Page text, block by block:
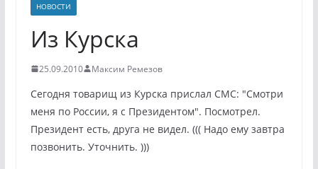
НОВОСТИ
Из Курска
25.09.2010 Максим Ремезов
Сегодня товарищ из Курска прислал СМС: "Смотри
меня по России, я с Президентом". Посмотрел.
Президент есть, друга не видел. ((( Надо ему завтра
позвонить. Уточнить. )))